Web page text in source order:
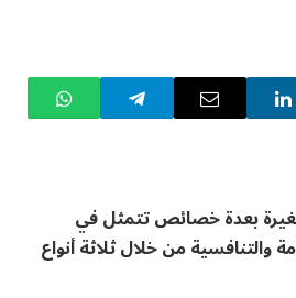
بعدة خصائص تتمثل في
والتنافسية من خلال ثلاثة أنواع